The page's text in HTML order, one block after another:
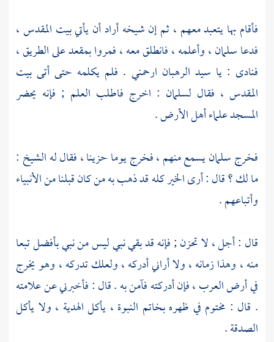
فأقام بها يتعبد معهم ، ثم إن شيخه أراد أن يأتيبيت المقدس،
فدعاسلمان، وأعلمه ، فانطلق معه ، فمروا بمقعد على الطريق ،
فنادى : يا سيد الرهبان ارحمني . فلم يكلمه حتى أتى بيت
المقدس ، فقال لسلمان : اخرج فاطلب العلم ; فإنه يحضر
المسجد علماء أهل الأرض .
فخرجسلمانيسمع منهم ، فخرج يوما حزينا ، فقال له الشيخ :
ما لك ؟ قال : أرى الخير كله قد ذهب به من كان قبلنا من الأنبياء
وأتباعهم .
قال : أجل ، لا تحزن ; فإنه قد بقي نبي ليس من نبي بأفضل تبعا
منه ، وهذا زمانه ، ولا أراني أدركه ، ولعلك تدركه ، وهو يخرج
في أرض العرب ، فإن أدركته فآمن به . قال : فأخبرني عن علامته
. قال : مختوم في ظهره بخاتم النبوة ، يأكل الهدية ، ولا يأكل
الصدقة .